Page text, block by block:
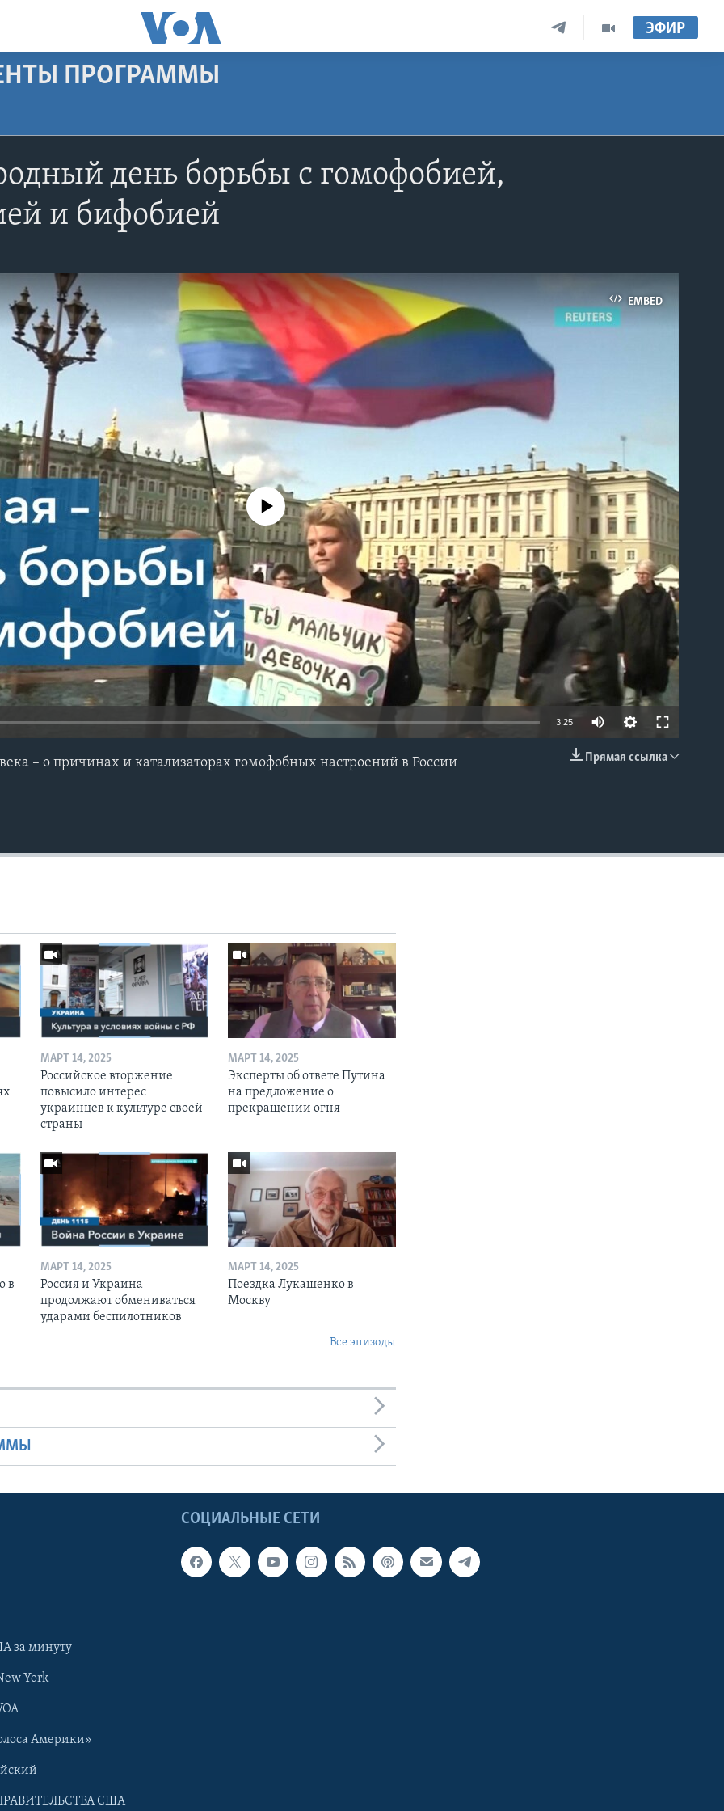
ЭФИР
ПРОГРАММЫ
день борьбы с гомофобией,
и бифобией
EMBED
No media source currently available
3:25
Прямая ссылка
– о причинах и катализаторах гомофобных настроений в России
МАРТ 14, 2025
Российское вторжение
повысило интерес
украинцев к культуре своей
страны
МАРТ 14, 2025
Эксперты об ответе Путина
на предложение о
прекращении огня
в
МАРТ 14, 2025
Россия и Украина
продолжают обмениваться
ударами беспилотников
МАРТ 14, 2025
Поездка Лукашенко в
Москву
Все эпизоды
СОЦИАЛЬНЫЕ СЕТИ
за минуту
York
Америки»
США